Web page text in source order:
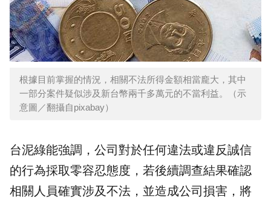
根據目前掌握的情況，相關不法所得金額相當龐大，其中
一部分案件疑似涉及新台幣兩千多萬元的不當利益。（示
意圖／翻攝自pixabay）
台泥綠能強調，公司對於任何違法或違反誠信
的行為採取零容忍態度，若後續調查結果確認
相關人員確實涉及不法，並造成公司損害，將